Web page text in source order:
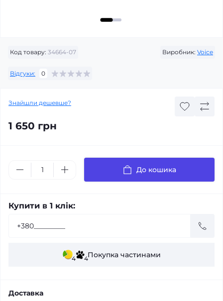
Код товару: 34664-07 Виробник: Voice
Відгуки: 0
Знайшли дешевше?
1 650 грн
До кошика
Купити в 1 клік:
4 4Покупка частинами
Доставка